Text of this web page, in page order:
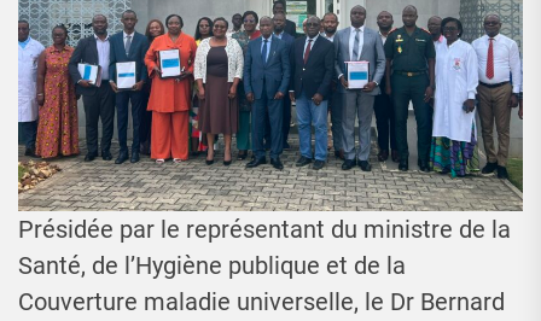
Présidée par le représentant du ministre de la
Santé, de l’Hygiène publique et de la
Couverture maladie universelle, le Dr Bernard